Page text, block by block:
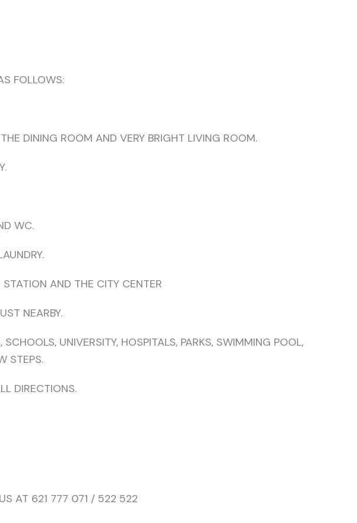
FOLLOWS:
DINING ROOM AND VERY BRIGHT LIVING ROOM.
WC.
AND THE CITY CENTER
NEARBY.
SCHOOLS, UNIVERSITY, HOSPITALS, PARKS, SWIMMING POOL,
STEPS.
DIRECTIONS.
AT 621 777 071 / 522 522